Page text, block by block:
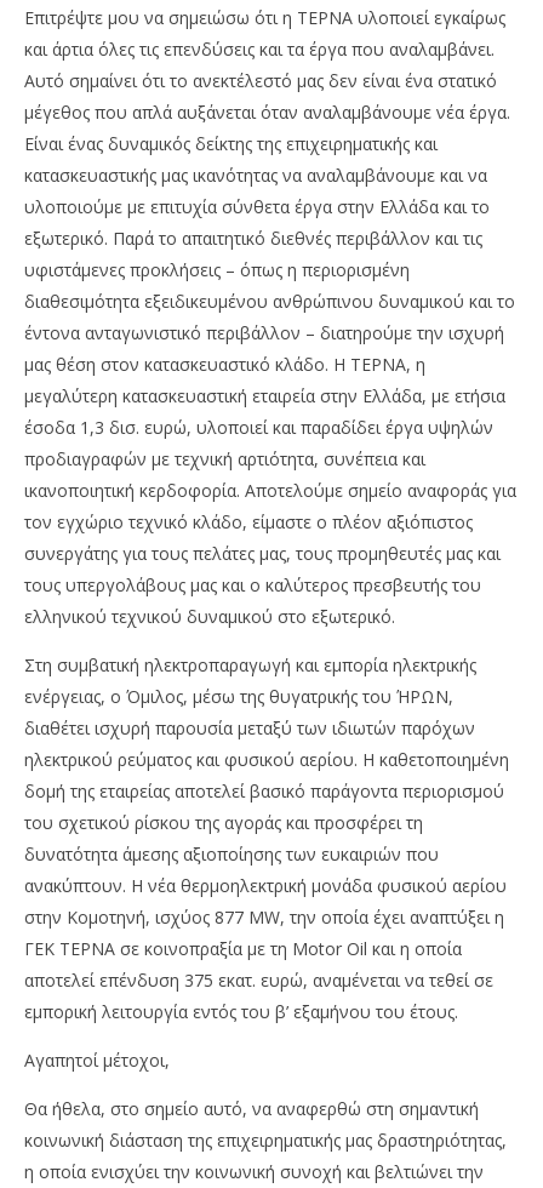
Επιτρέψτε μου να σημειώσω ότι η ΤΕΡΝΑ υλοποιεί εγκαίρως
και άρτια όλες τις επενδύσεις και τα έργα που αναλαμβάνει.
Αυτό σημαίνει ότι το ανεκτέλεστό μας δεν είναι ένα στατικό
μέγεθος που απλά αυξάνεται όταν αναλαμβάνουμε νέα έργα.
Είναι ένας δυναμικός δείκτης της επιχειρηματικής και
κατασκευαστικής μας ικανότητας να αναλαμβάνουμε και να
υλοποιούμε με επιτυχία σύνθετα έργα στην Ελλάδα και το
εξωτερικό. Παρά το απαιτητικό διεθνές περιβάλλον και τις
υφιστάμενες προκλήσεις – όπως η περιορισμένη
διαθεσιμότητα εξειδικευμένου ανθρώπινου δυναμικού και το
έντονα ανταγωνιστικό περιβάλλον – διατηρούμε την ισχυρή
μας θέση στον κατασκευαστικό κλάδο. Η ΤΕΡΝΑ, η
μεγαλύτερη κατασκευαστική εταιρεία στην Ελλάδα, με ετήσια
έσοδα 1,3 δισ. ευρώ, υλοποιεί και παραδίδει έργα υψηλών
προδιαγραφών με τεχνική αρτιότητα, συνέπεια και
ικανοποιητική κερδοφορία. Αποτελούμε σημείο αναφοράς για
τον εγχώριο τεχνικό κλάδο, είμαστε ο πλέον αξιόπιστος
συνεργάτης για τους πελάτες μας, τους προμηθευτές μας και
τους υπεργολάβους μας και ο καλύτερος πρεσβευτής του
ελληνικού τεχνικού δυναμικού στο εξωτερικό.
Στη συμβατική ηλεκτροπαραγωγή και εμπορία ηλεκτρικής
ενέργειας, ο Όμιλος, μέσω της θυγατρικής του ΉΡΩΝ,
διαθέτει ισχυρή παρουσία μεταξύ των ιδιωτών παρόχων
ηλεκτρικού ρεύματος και φυσικού αερίου. Η καθετοποιημένη
δομή της εταιρείας αποτελεί βασικό παράγοντα περιορισμού
του σχετικού ρίσκου της αγοράς και προσφέρει τη
δυνατότητα άμεσης αξιοποίησης των ευκαιριών που
ανακύπτουν. Η νέα θερμοηλεκτρική μονάδα φυσικού αερίου
στην Κομοτηνή, ισχύος 877 MW, την οποία έχει αναπτύξει η
ΓΕΚ ΤΕΡΝΑ σε κοινοπραξία με τη Motor Oil και η οποία
αποτελεί επένδυση 375 εκατ. ευρώ, αναμένεται να τεθεί σε
εμπορική λειτουργία εντός του β’ εξαμήνου του έτους.
Αγαπητοί μέτοχοι,
Θα ήθελα, στο σημείο αυτό, να αναφερθώ στη σημαντική
κοινωνική διάσταση της επιχειρηματικής μας δραστηριότητας,
η οποία ενισχύει την κοινωνική συνοχή και βελτιώνει την